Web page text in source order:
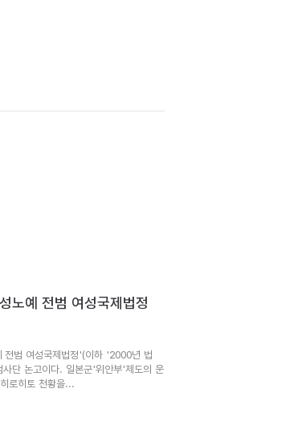
노예 전범 여성국제법정
전범 여성국제법정'(이하 '2000년 법
단 논고이다. 일본군'위안부'제도의 운
로히토 천황을...